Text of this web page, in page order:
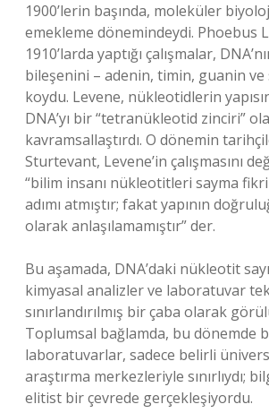
1900’lerin başında, moleküler
emekleme dönemindeydi. Phoebus
1910’larda yaptığı çalışmalar,
bileşenini – adenin, timin, guanin
koydu. Levene, nükleotidlerin
DNA’yı bir “tetranükleotid zinciri”
kavramsallaştırdı. O dönemin
Sturtevant, Levene’in çalışmasını
“bilim insanı nükleotitleri sayma
adımı atmıştır; fakat yapının
olarak anlaşılamamıştır” der.
Bu aşamada, DNA’daki nükleotit
kimyasal analizler ve laboratuvar
sınırlandırılmış bir çaba olarak
Toplumsal bağlamda, bu dönemde
laboratuvarlar, sadece belirli
araştırma merkezleriyle sınırlıydı;
elitist bir çevrede gerçekleşiyordu.